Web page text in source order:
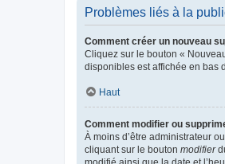
Problèmes liés à la
Comment créer un nouveau
Cliquez sur le bouton «
disponibles est affichée en bas
Haut
Comment modifier ou
À moins d’être administrateur
cliquant sur le bouton modifier